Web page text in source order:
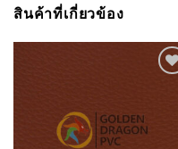
สินค้าที่เกี่ยวข้อง
Wishlist